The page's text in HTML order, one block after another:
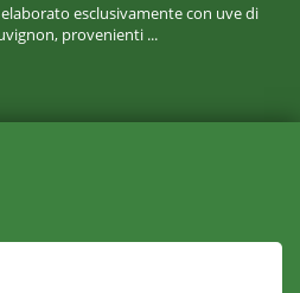
esclusivamente con uve di
provenienti ...